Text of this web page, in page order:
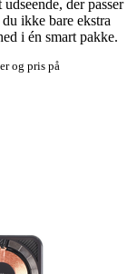
der passer
ikke bare ekstra
i én smart pakke.
og pris på